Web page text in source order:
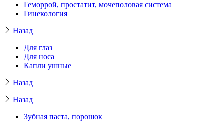
Геморрой, простатит, мочеполовая система
Гинекология
Назад
Для глаз
Для носа
Капли ушные
Назад
Назад
Зубная паста, порошок